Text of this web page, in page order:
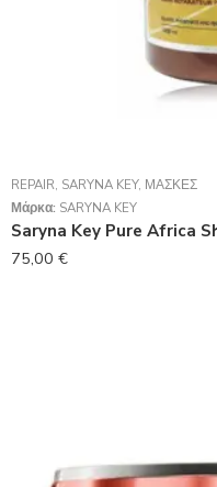
REPAIR, SARYNA KEY, ΜΆΣΚΕΣ
Μάρκα: SARYNA KEY
75,00 €